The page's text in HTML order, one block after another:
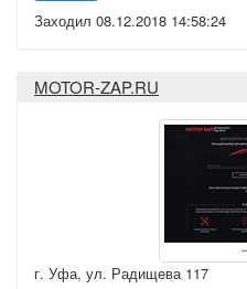
Заходил 08.12.2018 14:58:24
MOTOR-ZAP.RU
г. Уфа, ул. Радищева 117